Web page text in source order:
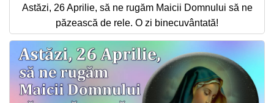
Astăzi, 26 Aprilie, să ne rugăm Maicii Domnului să ne
păzească de rele. O zi binecuvântată!